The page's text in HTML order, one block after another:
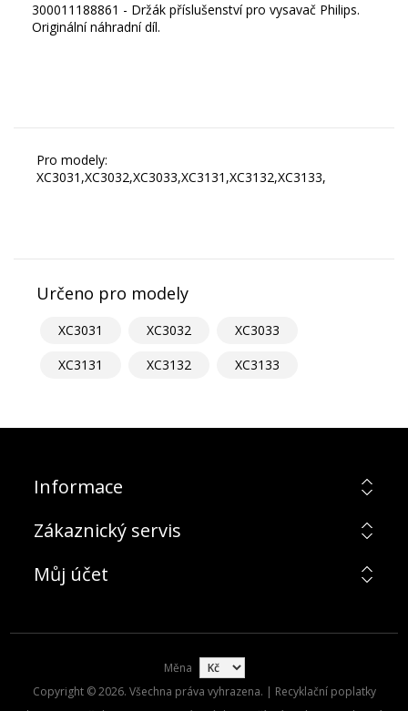
300011188861 - Držák příslušenství pro vysavač Philips.
Originální náhradní díl.
Pro modely:
XC3031,XC3032,XC3033,XC3131,XC3132,XC3133,
Určeno pro modely
XC3031 XC3032
XC3033
XC3131
XC3132 XC3133
Informace
Zákaznický servis
Můj účet
Měna
Copyright © 2026. Všechna práva vyhrazena. | Recyklační poplatky